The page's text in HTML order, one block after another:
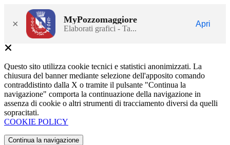
× MyPozzomaggiore
Elaborati grafici - Ta...
Apri
Questo sito utilizza cookie tecnici e statistici anonimizzati. La
chiusura del banner mediante selezione dell'apposito comando
contraddistinto dalla X o tramite il pulsante "Continua la
navigazione" comporta la continuazione della navigazione in
assenza di cookie o altri strumenti di tracciamento diversi da quelli
sopracitati.
COOKIE POLICY
Continua la navigazione